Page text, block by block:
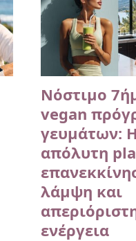
Νόστιμο
vegan
γευμάτων: Η
απόλυτη
λάμψη και
ενέργεια